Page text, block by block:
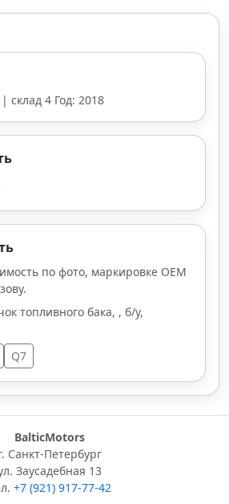
4 Год: 2018
по фото, маркировке OEM
топливного бака, , б/у,
Q7
BalticMotors
Санкт-Петербург
Заусадебная 13
+7 (921) 917-77-42